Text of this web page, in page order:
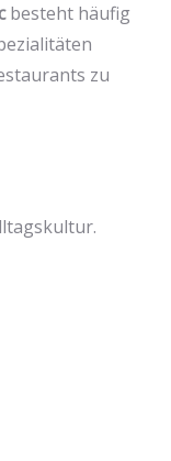
besteht häufig
zu